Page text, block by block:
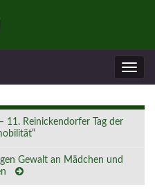
11. Reinickendorfer Tag der
Gewalt an Mädchen und